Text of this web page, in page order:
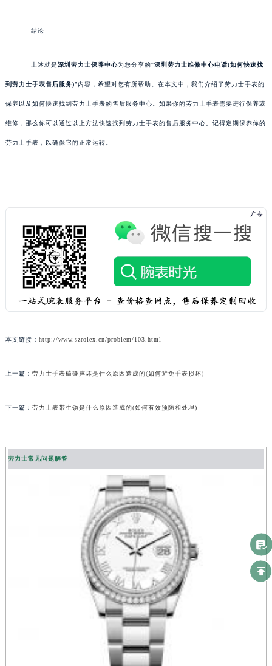
结论
上述就是深圳劳力士保养中心为您分享的“深圳劳力士维修中心电话(如何快速找
到劳力士手表售后服务)”内容，希望对您有所帮助。在本文中，我们介绍了劳力士手表的
保养以及如何快速找到劳力士手表的售后服务中心。如果你的劳力士手表需要进行保养或
维修，那么你可以通过以上方法快速找到劳力士手表的售后服务中心。记得定期保养你的
劳力士手表，以确保它的正常运转。
本文链接： http://www.szrolex.cn/problem/103.html
上一篇： 劳力士手表磕碰摔坏是什么原因造成的(如何避免手表损坏)
下一篇： 劳力士表带生锈是什么原因造成的(如何有效预防和处理)
劳力士常见问题解答